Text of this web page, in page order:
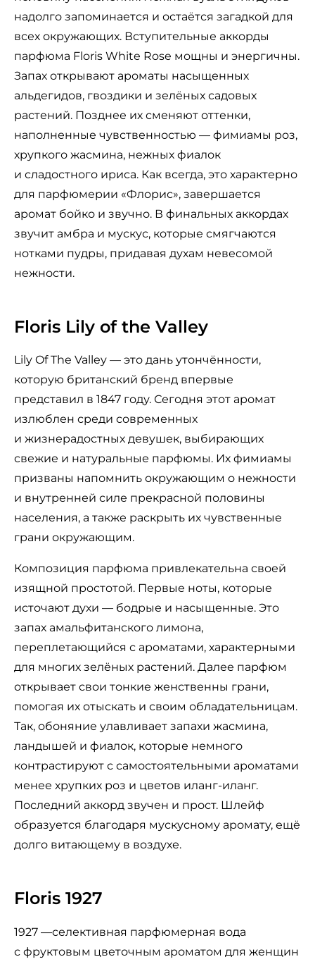
надолго запоминается и остаётся загадкой для
всех окружающих. Вступительные аккорды
парфюма Floris White Rose мощны и энергичны.
Запах открывают ароматы насыщенных
альдегидов, гвоздики и зелёных садовых
растений. Позднее их сменяют оттенки,
наполненные чувственностью — фимиамы роз,
хрупкого жасмина, нежных фиалок
и сладостного ириса. Как всегда, это характерно
для парфюмерии «Флорис», завершается
аромат бойко и звучно. В финальных аккордах
звучит амбра и мускус, которые смягчаются
нотками пудры, придавая духам невесомой
нежности.
Floris Lily of the Valley
Lily Of The Valley — это дань утончённости,
которую британский бренд впервые
представил в 1847 году. Сегодня этот аромат
излюблен среди современных
и жизнерадостных девушек, выбирающих
свежие и натуральные парфюмы. Их фимиамы
призваны напомнить окружающим о нежности
и внутренней силе прекрасной половины
населения, а также раскрыть их чувственные
грани окружающим.
Композиция парфюма привлекательна своей
изящной простотой. Первые ноты, которые
источают духи — бодрые и насыщенные. Это
запах амальфитанского лимона,
переплетающийся с ароматами, характерными
для многих зелёных растений. Далее парфюм
открывает свои тонкие женственны грани,
помогая их отыскать и своим обладательницам.
Так, обоняние улавливает запахи жасмина,
ландышей и фиалок, которые немного
контрастируют с самостоятельными ароматами
менее хрупких роз и цветов иланг-иланг.
Последний аккорд звучен и прост. Шлейф
образуется благодаря мускусному аромату, ещё
долго витающему в воздухе.
Floris 1927
1927 —селективная парфюмерная вода
с фруктовым цветочным ароматом для женщин